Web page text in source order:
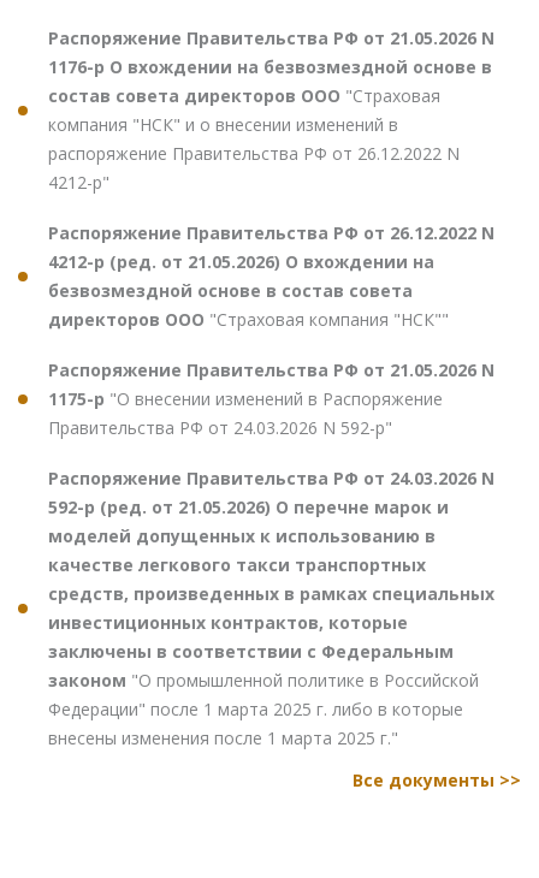
Распоряжение Правительства РФ от 21.05.2026 N
1176-р О вхождении на безвозмездной основе в
состав совета директоров ООО "Страховая
компания "НСК" и о внесении изменений в
распоряжение Правительства РФ от 26.12.2022 N
4212-р"
Распоряжение Правительства РФ от 26.12.2022 N
4212-р (ред. от 21.05.2026) О вхождении на
безвозмездной основе в состав совета
директоров ООО "Страховая компания "НСК""
Распоряжение Правительства РФ от 21.05.2026 N
1175-р "О внесении изменений в Распоряжение
Правительства РФ от 24.03.2026 N 592-р"
Распоряжение Правительства РФ от 24.03.2026 N
592-р (ред. от 21.05.2026) О перечне марок и
моделей допущенных к использованию в
качестве легкового такси транспортных
средств, произведенных в рамках специальных
инвестиционных контрактов, которые
заключены в соответствии с Федеральным
законом "О промышленной политике в Российской
Федерации" после 1 марта 2025 г. либо в которые
внесены изменения после 1 марта 2025 г."
Все документы >>